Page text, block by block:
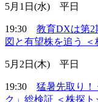
5月1日(水) 平日
19:30 教育DXは第2
図と有望株を追う ＜
5月2日(木) 平日
19:30 猛暑先取り！
ク」総検証 ＜株探ト